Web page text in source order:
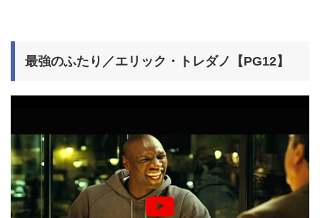
最強のふたり／エリック・トレダノ【PG12】